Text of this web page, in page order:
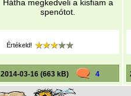
Hátha megkedveli a kisfiam a
spenótot.
Értékeld!
2014-03-16 (663 kB) 4